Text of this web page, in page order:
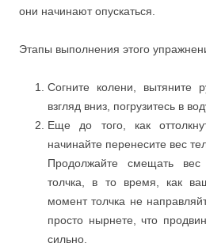
они начинают опускаться.
Этапы выполнения этого
Согните колени, вытяните
взгляд вниз, погрузитесь в
Еще до того, как
начинайте перенесите вес
Продолжайте смещать
толчка, в то время, как
момент толчка не
просто нырнете, что
сильно.